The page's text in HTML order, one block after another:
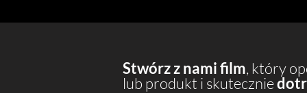
Stwórz z nami film, który
lub produkt i skutecznie